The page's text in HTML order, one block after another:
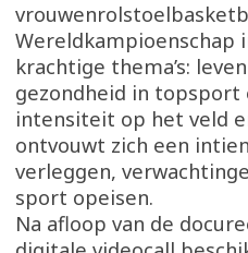
Wereldkampioenschap
krachtige thema’s:
gezondheid in topsport
intensiteit op het veld
ontvouwt zich een
verleggen,
sport opeisen.
Na afloop van de